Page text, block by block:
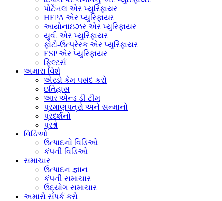
પોર્ટેબલ એર પ્યુરિફાયર
HEPA એર પ્યુરિફાયર
આયોનાઇઝર એર પ્યુરિફાયર
યુવી એર પ્યુરિફાયર
ફોટો-ઉત્પ્રેરક એર પ્યુરિફાયર
ESP એર પ્યુરિફાયર
ફિલ્ટર્સ
અમારા વિશે
એરડો કેમ પસંદ કરો
ઇતિહાસ
આર એન્ડ ડી ટીમ
પ્રમાણપત્રો અને સન્માનો
પ્રદર્શનો
પ્રશ્નો
વિડિઓ
ઉત્પાદનો વિડિઓ
કંપની વિડિઓ
સમાચાર
ઉત્પાદન જ્ઞાન
કંપની સમાચાર
ઉદ્યોગ સમાચાર
અમારો સંપર્ક કરો